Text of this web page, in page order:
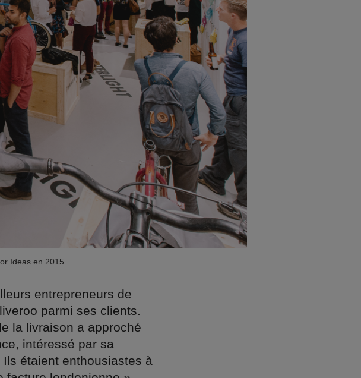
Ideas en 2015
entrepreneurs de
parmi ses clients.
la livraison a approché
intéressé par sa
étaient enthousiastes à